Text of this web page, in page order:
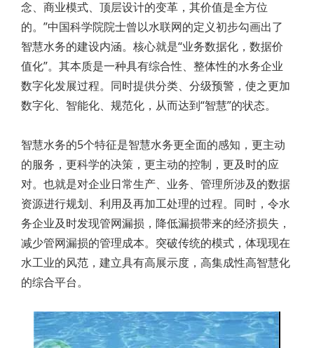
念、商业模式、顶层设计的变革，其价值是全方位
的。”中国科学院院士曾以水联网的定义初步勾画出了
智慧水务的建设内涵。核心就是“业务数据化，数据价
值化”。其本质是一种具有综合性、整体性的水务企业
数字化发展过程。同时提供分类、分级预警，使之更加
数字化、智能化、规范化，从而达到“智慧”的状态。
智慧水务的5个特征是智慧水务更全面的感知，更主动
的服务，更科学的决策，更主动的控制，更及时的应
对。也就是对企业日常生产、业务、管理所涉及的数据
资源进行规划、利用及再加工处理的过程。同时，令水
务企业及时发现管网漏损，降低漏损带来的经济损失，
减少管网漏损的管理成本。突破传统的模式，体现现在
水工业的风范，建立具有高展示度，高集成性高智慧化
的综合平台。